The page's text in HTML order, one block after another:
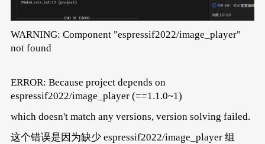
WARNING: Component "espressif2022/image_player"
not found
ERROR: Because project depends on
espressif2022/image_player (==1.1.0~1)
which doesn't match any versions, version solving failed.
这个错误是因为缺少 espressif2022/image_player 组